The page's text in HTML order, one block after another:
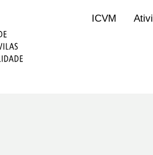
ICVM